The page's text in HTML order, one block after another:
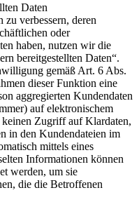
Daten
verbessern, deren
oder
haben, nutzen wir die
bereitgestellten Daten“.
gemäß Art. 6 Abs.
dieser Funktion eine
aggregierten Kundendaten
auf elektronischem
Zugriff auf Klardaten,
in den Kundendateien im
mittels eines
Informationen können
werden, um sie
die die Betroffenen